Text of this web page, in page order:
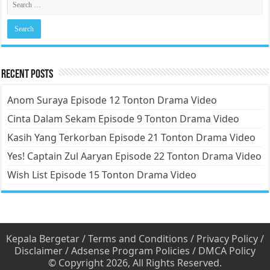
Recent Posts
Anom Suraya Episode 12 Tonton Drama Video
Cinta Dalam Sekam Episode 9 Tonton Drama Video
Kasih Yang Terkorban Episode 21 Tonton Drama Video
Yes! Captain Zul Aaryan Episode 22 Tonton Drama Video
Wish List Episode 15 Tonton Drama Video
Kepala Bergetar/Terms and Conditions / Privacy Policy/
Disclaimer/Adsense Program Policies / DMCA Policy
© Copyright 2026, All Rights Reserved.